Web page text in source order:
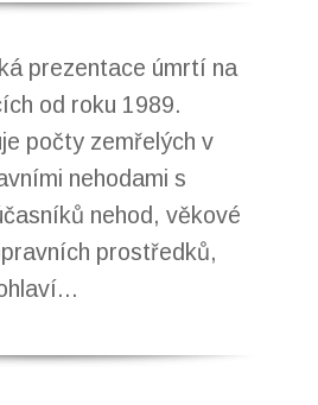
prezentace úmrtí na
od roku 1989.
počty zemřelých v
nehodami s
nehod, věkové
prostředků,